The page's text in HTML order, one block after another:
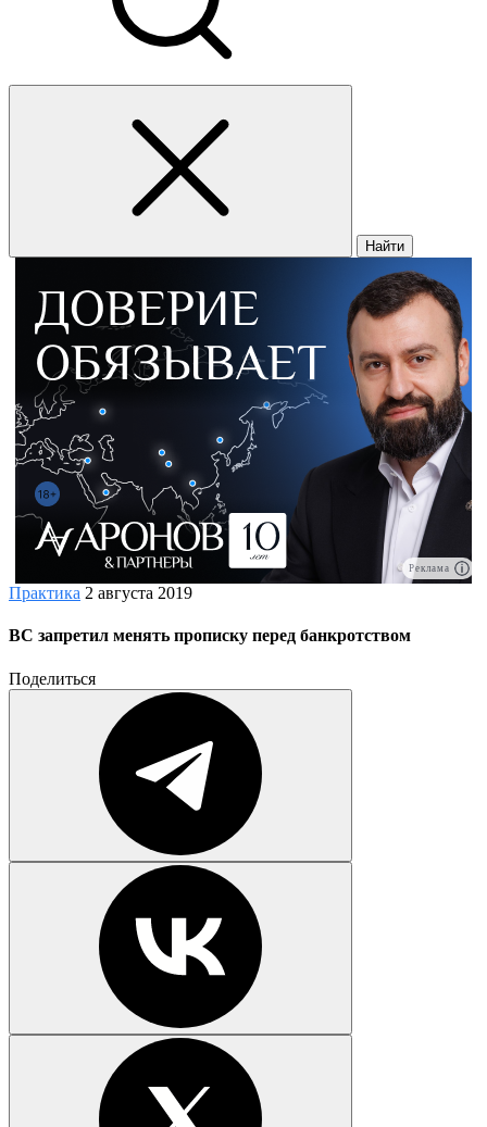
Найти
Реклама
Практика 2 августа 2019
ВС запретил менять прописку перед банкротством
Поделиться